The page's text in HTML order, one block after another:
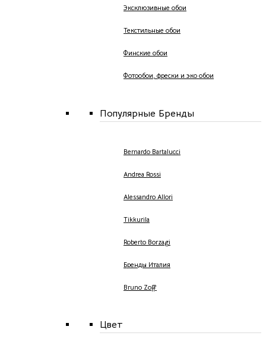
Эксклюзивные обои
Текстильные обои
Финские обои
Фотообои, фрески и эко обои
Популярные Бренды
Bernardo Bartalucci
Andrea Rossi
Alessandro Allori
Tikkurila
Roberto Borzagi
Бренды Италия
Bruno Zoff
Цвет